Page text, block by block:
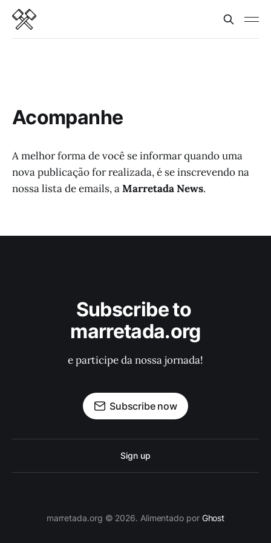
Acompanhe
A melhor forma de você se informar quando uma
nova publicação for realizada, é se inscrevendo na
nossa lista de emails, aMarretada News.
Subscribe to
marretada.org
e participe da nossa jornada!
Subscribe now
Sign up
marretada.org © 2026. Alimentado por Ghost